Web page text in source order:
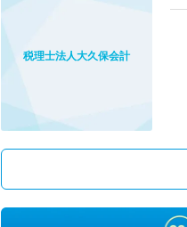
税理士法人大久保会計